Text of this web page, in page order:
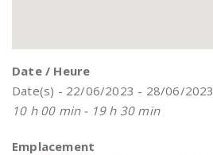
Date / Heure
Date(s) - 22/06/2023 - 28/06/2023
10 h 00 min - 19 h 30 min
Emplacement